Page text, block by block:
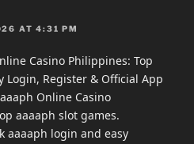
AT 4:31 PM
Casino Philippines: Top
Login, Register & Official App
Online Casino
aaaaph slot games.
aaaaph login and easy